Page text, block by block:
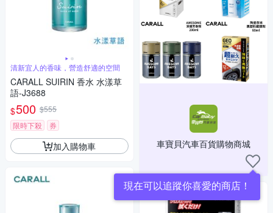
清新宜人的香味，營造舒適的空間
CARALL SUIRIN 香水 水漾草
語-J3688
$500 $555
限時下殺
券
加入購物車 車寶貝汽車百貨購物商城
現在可以追蹤你喜愛的商店！